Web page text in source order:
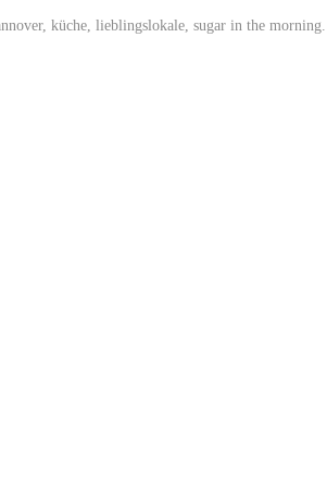
, küche lieblingslokale sugar in the morning.